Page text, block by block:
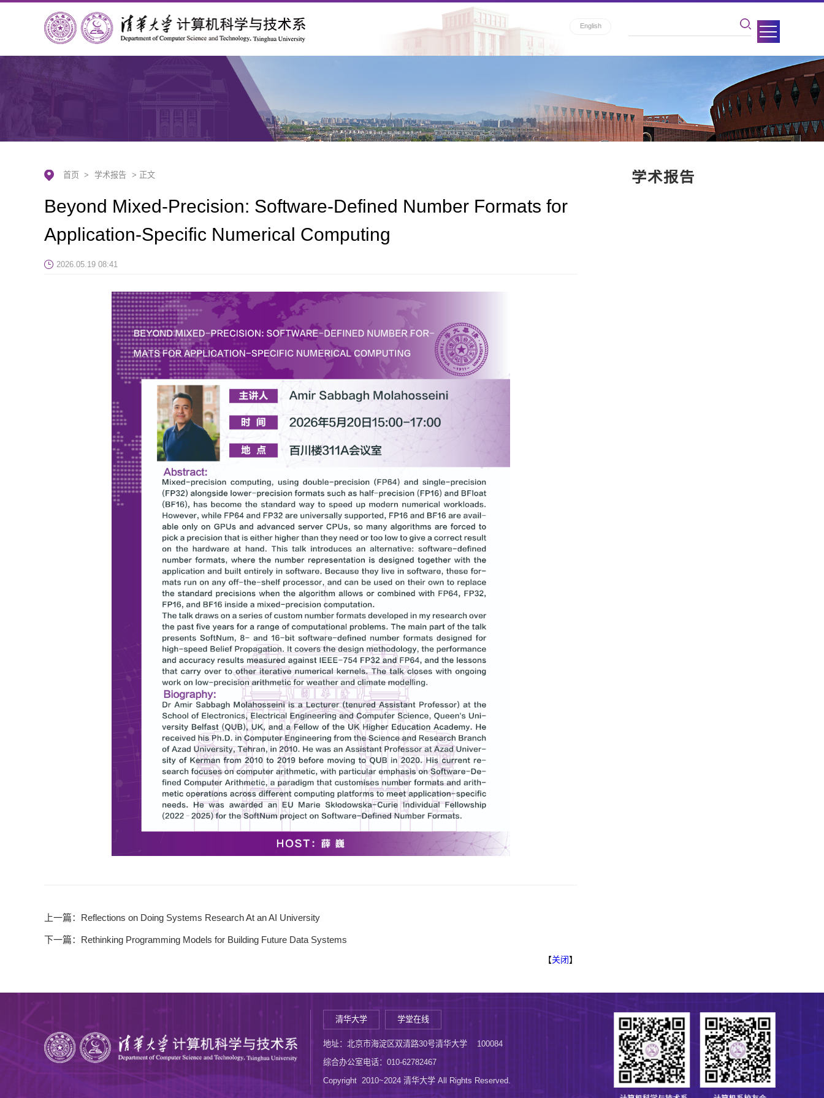
English
首页 > 学术报告 > 正文
Beyond Mixed-Precision: Software-Defined Number Formats for
Application-Specific Numerical Computing
2026.05.19 08:41
上一篇： Reflections on Doing Systems Research At an AI University
下一篇： Rethinking Programming Models for Building Future Data Systems
【关闭】
学术报告
清华大学 学堂在线
地址：北京市海淀区双清路30号清华大学 100084
综合办公室电话：010-62782467
Copyright 2010~2024 清华大学 All Rights Reserved.